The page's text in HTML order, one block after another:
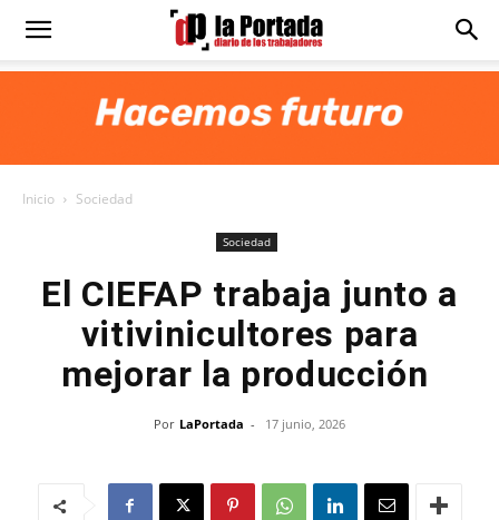
Diario
Inicio Sociedad
Sociedad
El CIEFAP trabaja junto a
vitivinicultores para
mejorar la producción
Por LaPortada - 17 junio, 2026